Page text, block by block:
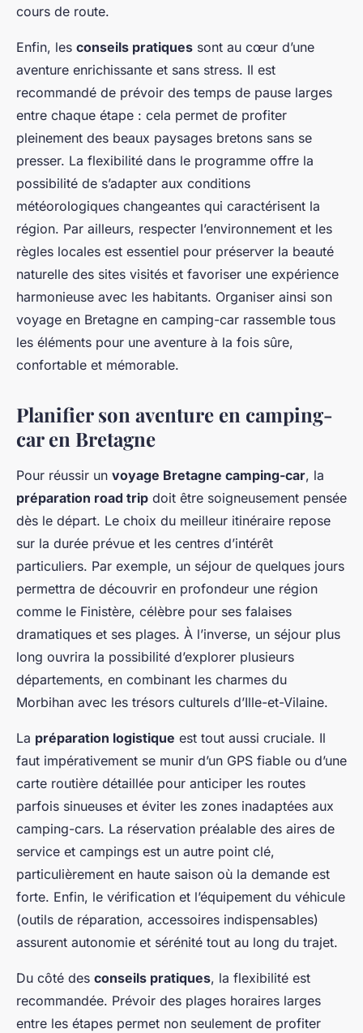
cours de route.
Enfin, les conseils pratiques sont au cœur d’une
aventure enrichissante et sans stress. Il est
recommandé de prévoir des temps de pause larges
entre chaque étape : cela permet de profiter
pleinement des beaux paysages bretons sans se
presser. La flexibilité dans le programme offre la
possibilité de s’adapter aux conditions
météorologiques changeantes qui caractérisent la
région. Par ailleurs, respecter l’environnement et les
règles locales est essentiel pour préserver la beauté
naturelle des sites visités et favoriser une expérience
harmonieuse avec les habitants. Organiser ainsi son
voyage en Bretagne en camping-car rassemble tous
les éléments pour une aventure à la fois sûre,
confortable et mémorable.
Planifier son aventure en camping-
car en Bretagne
Pour réussir un voyage Bretagne camping-car, la
préparation road trip doit être soigneusement pensée
dès le départ. Le choix du meilleur itinéraire repose
sur la durée prévue et les centres d’intérêt
particuliers. Par exemple, un séjour de quelques jours
permettra de découvrir en profondeur une région
comme le Finistère, célèbre pour ses falaises
dramatiques et ses plages. À l’inverse, un séjour plus
long ouvrira la possibilité d’explorer plusieurs
départements, en combinant les charmes du
Morbihan avec les trésors culturels d’Ille-et-Vilaine.
La préparation logistique est tout aussi cruciale. Il
faut impérativement se munir d’un GPS fiable ou d’une
carte routière détaillée pour anticiper les routes
parfois sinueuses et éviter les zones inadaptées aux
camping-cars. La réservation préalable des aires de
service et campings est un autre point clé,
particulièrement en haute saison où la demande est
forte. Enfin, le vérification et l’équipement du véhicule
(outils de réparation, accessoires indispensables)
assurent autonomie et sérénité tout au long du trajet.
Du côté des conseils pratiques, la flexibilité est
recommandée. Prévoir des plages horaires larges
entre les étapes permet non seulement de profiter